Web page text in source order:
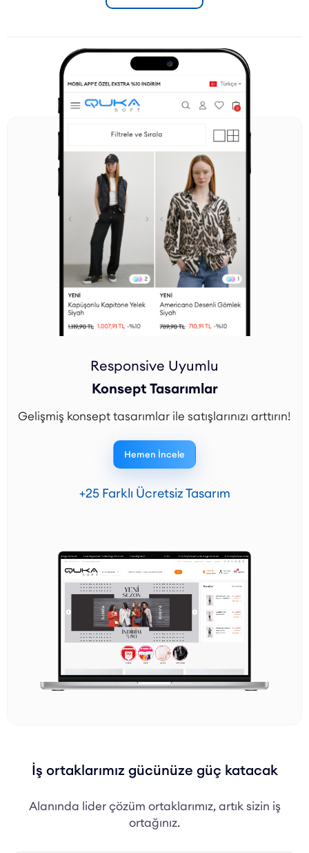
Responsive Uyumlu
Konsept Tasarımlar
Gelişmiş konsept tasarımlar ile satışlarınızı arttırın!
Hemen İncele
+25 Farklı Ücretsiz Tasarım
İş ortaklarımız gücünüze güç katacak
Alanında lider çözüm ortaklarımız, artık sizin iş
ortağınız.